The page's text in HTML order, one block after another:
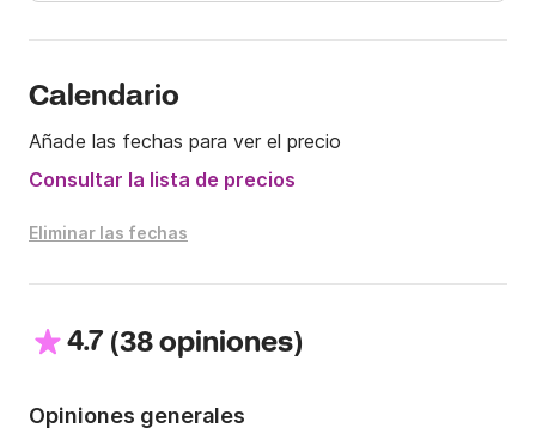
Ventajas de tener un capitán:
• No se requiere licencia de navegación
• Sin depósito de seguridad
número de pasajeros a bordo y las condiciones
meteorológicas). Salida desde Port Gallice en Juan-
Calendario
Añade las fechas para ver el precio
Consultar la lista de precios
Eliminar las fechas
4.7 (38 opiniones)
Opiniones generales